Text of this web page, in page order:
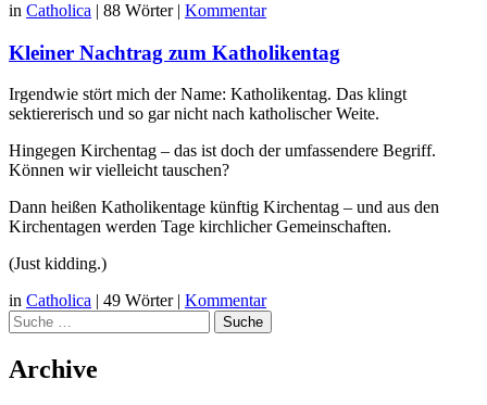
in Catholica | 88 Wörter | Kommentar
Kleiner Nachtrag zum Katholikentag
Irgendwie stört mich der Name: Katholikentag. Das klingt
sektiererisch und so gar nicht nach katholischer Weite.
Hingegen Kirchentag – das ist doch der umfassendere Begriff.
Können wir vielleicht tauschen?
Dann heißen Katholikentage künftig Kirchentag – und aus den
Kirchentagen werden Tage kirchlicher Gemeinschaften.
(Just kidding.)
in Catholica 49 Wörter
Kommentar
Suche
Archive